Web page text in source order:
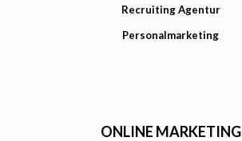
Recruiting Agentur
Personalmarketing
ONLINE MARKETING